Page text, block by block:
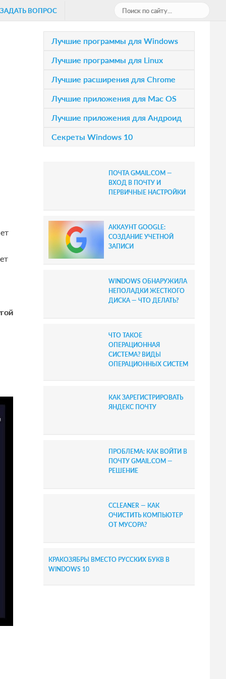
ЗАДАТЬ ВОПРОС
о
и
с
к
с
т
.
.
P
m
y
e
b
a
Лучшие программы для Windows
Лучшие программы для Linux
Лучшие расширения для Chrome
Лучшие приложения для Mac OS
Лучшие приложения для Андроид
Секреты Windows 10
ПОЧТА GMAIL.COM —
ВХОД В ПОЧТУ И
ПЕРВИЧНЫЕ НАСТРОЙКИ
АККАУНТ GOOGLE:
СОЗДАНИЕ УЧЕТНОЙ
ЗАПИСИ
WINDOWS ОБНАРУЖИЛА
НЕПОЛАДКИ ЖЕСТКОГО
ДИСКА — ЧТО ДЕЛАТЬ?
ЧТО ТАКОЕ
ОПЕРАЦИОННАЯ
СИСТЕМА? ВИДЫ
ОПЕРАЦИОННЫХ СИСТЕМ
КАК ЗАРЕГИСТРИРОВАТЬ
ЯНДЕКС ПОЧТУ
ПРОБЛЕМА: КАК ВОЙТИ В
ПОЧТУ GMAIL.COM —
РЕШЕНИЕ
CCLEANER — КАК
ОЧИСТИТЬ КОМПЬЮТЕР
ОТ МУСОРА?
КРАКОЗЯБРЫ ВМЕСТО РУССКИХ БУКВ В
WINDOWS 10